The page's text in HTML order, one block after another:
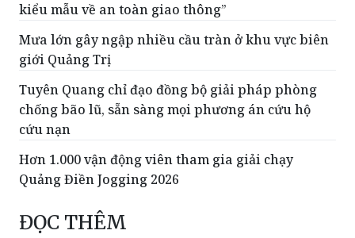
kiểu mẫu về an toàn giao thông”
Mưa lớn gây ngập nhiều cầu tràn ở khu vực biên
giới Quảng Trị
Tuyên Quang chỉ đạo đồng bộ giải pháp phòng
chống bão lũ, sẵn sàng mọi phương án cứu hộ
cứu nạn
Hơn 1.000 vận động viên tham gia giải chạy
Quảng Điền Jogging 2026
ĐỌC THÊM